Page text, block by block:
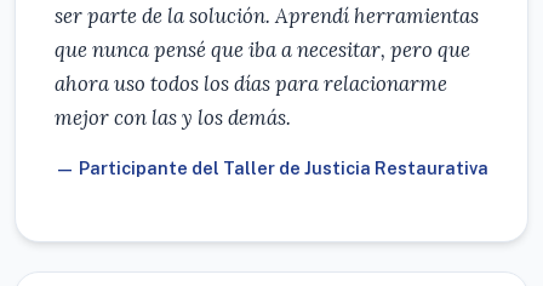
ser parte de la solución. Aprendí herramientas
que nunca pensé que iba a necesitar, pero que
ahora uso todos los días para relacionarme
mejor con las y los demás.
— Participante del Taller de Justicia Restaurativa